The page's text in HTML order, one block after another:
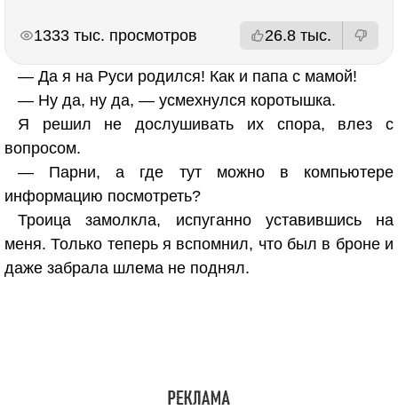
1333 тыс. просмотров 26.8 тыс.
— Да я на Руси родился! Как и папа с мамой!
— Ну да, ну да, — усмехнулся коротышка.
Я решил не дослушивать их спора, влез с
вопросом.
— Парни, а где тут можно в компьютере
информацию посмотреть?
Троица замолкла, испуганно уставившись на
меня. Только теперь я вспомнил, что был в броне и
даже забрала шлема не поднял.